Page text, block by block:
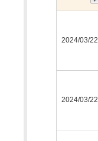
2024/03/22
2024/03/22